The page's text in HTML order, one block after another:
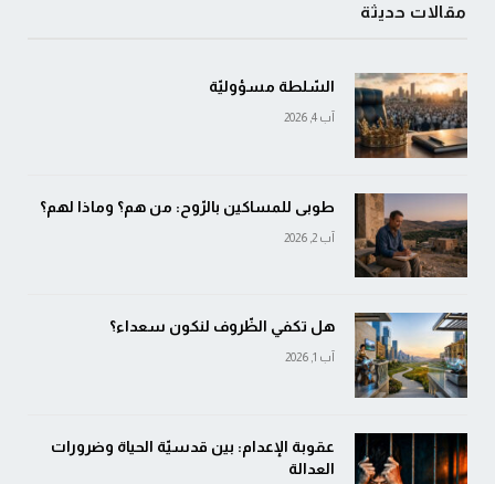
مقالات حديثة
السّلطة مسؤوليّة
آب 4, 2026
طوبى للمساكين بالرّوح: من هم؟ وماذا لهم؟
آب 2, 2026
هل تكفي الظّروف لنكون سعداء؟
آب 1, 2026
عقوبة الإعدام: بين قدسيّة الحياة وضرورات
العدالة